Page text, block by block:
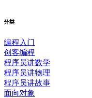
分类
编程入门
创客编程
程序员讲数学
程序员讲物理
程序员讲故事
面向对象